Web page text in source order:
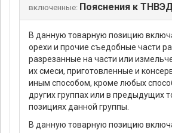
включенные: Пояснения к
В данную товарную позицию
орехи и прочие съедобные части
разрезанные на части или
их смеси, приготовленные и
иным способом, кроме любых
других группах или в предыдущих
позициях данной группы.
В данную товарную позицию